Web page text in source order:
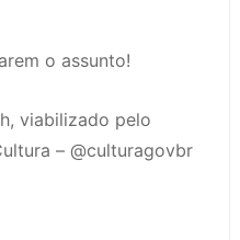
o assunto!
viabilizado pelo
– @culturagovbr